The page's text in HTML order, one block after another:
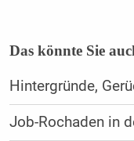
Das könnte Sie
Hintergründe,
Job-Rochaden in